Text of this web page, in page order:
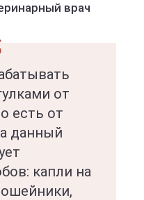
врач
от
есть от
данный
капли на